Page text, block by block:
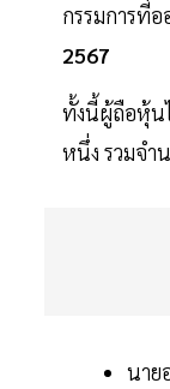
กรรมการที่
2567
ทั้งนี้ผู้ถือหุ้น
หนึ่ง รวมจำ
นาย